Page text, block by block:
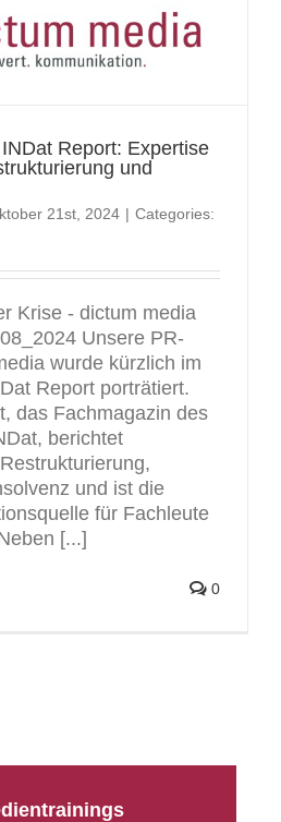
Report: Expertise
und
21st, 2024 | Categories:
Krise - dictum media
Unsere PR-
wurde kürzlich im
Report porträtiert.
das Fachmagazin des
berichtet
und ist die
für Fachleute
[...]
0